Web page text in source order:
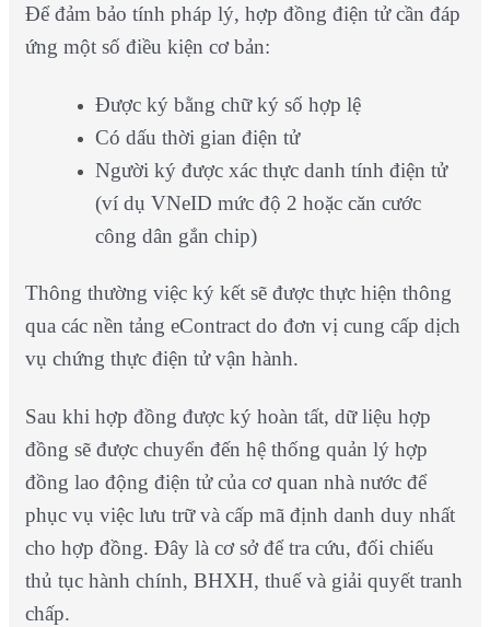
Để đảm bảo tính pháp lý, hợp đồng điện tử cần đáp
ứng một số điều kiện cơ bản:
Được ký bằng chữ ký số hợp lệ
Có dấu thời gian điện tử
Người ký được xác thực danh tính điện tử
(ví dụ VNeID mức độ 2 hoặc căn cước
công dân gắn chip)
Thông thường việc ký kết sẽ được thực hiện thông
qua các nền tảng eContract do đơn vị cung cấp dịch
vụ chứng thực điện tử vận hành.
Sau khi hợp đồng được ký hoàn tất, dữ liệu hợp
đồng sẽ được chuyển đến hệ thống quản lý hợp
đồng lao động điện tử của cơ quan nhà nước để
phục vụ việc lưu trữ và cấp mã định danh duy nhất
cho hợp đồng. Đây là cơ sở để tra cứu, đối chiếu
thủ tục hành chính, BHXH, thuế và giải quyết tranh
chấp.